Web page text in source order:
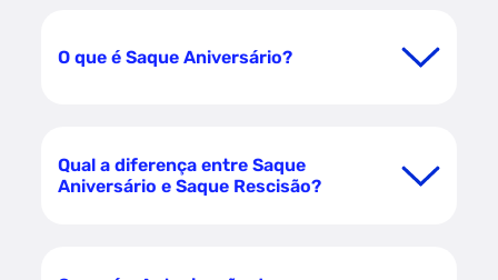
O que é Saque Aniversário?
Qual a diferença entre Saque
Aniversário e Saque Rescisão?